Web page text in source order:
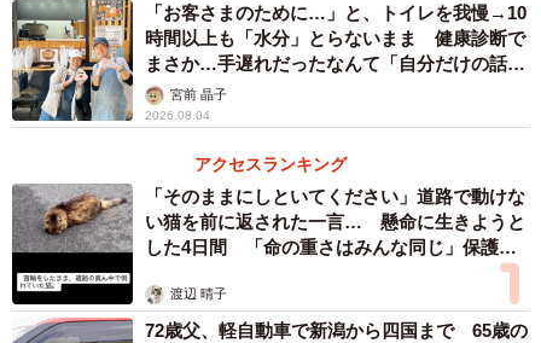
「お客さまのために…」と、トイレを我慢→10
時間以上も「水分」とらないまま 健康診断で
まさか…手遅れだったなんて「自分だけの話で
はなく、日本中で起きている問題では？」
宮前 晶子
2026.08.04
アクセスランキング
「そのままにしといてください」道路で動けな
い猫を前に返された一言… 懸命に生きようと
した4日間 「命の重さはみんな同じ」保護団
渡辺 晴子
72歳父、軽自動車で新潟から四国まで 65歳の